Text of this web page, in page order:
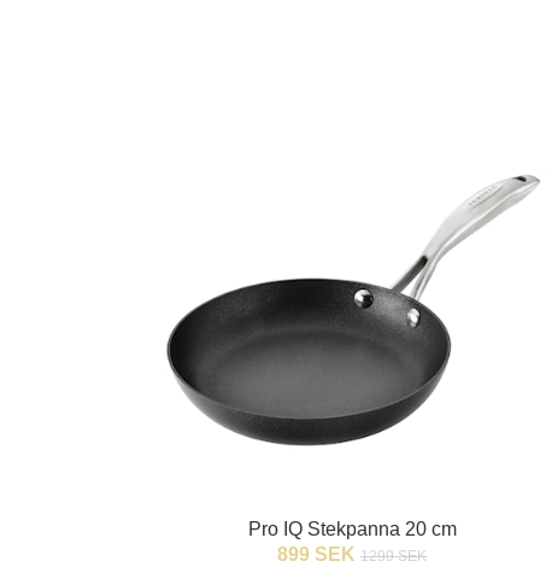
Pro IQ Stekpanna 20 cm
899 SEK 1299 SEK